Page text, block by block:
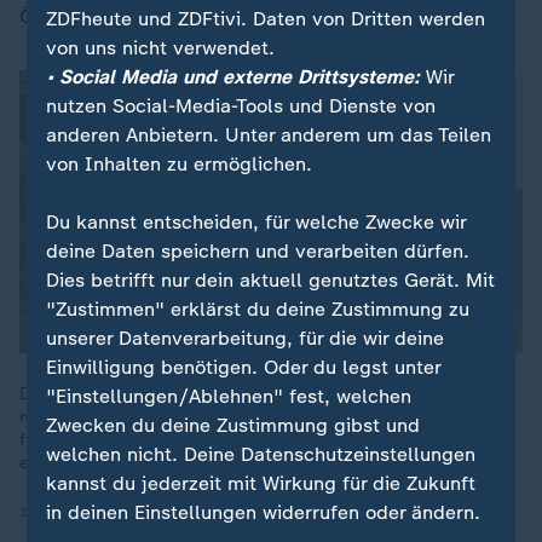
Österreich.
Dieses Video existiert nicht (mehr).
Die Bundesanwaltschaft hat im Mai drei Ukrainer wegen
mutmaßlicher Agententätigkeit festnehmen lassen. Die Spur
führt offenbar nach Moskau. Geheimdienst-Experte Schindler
erklärt, warum.
14.05.2025
ZDFheute und ZDFtivi. Daten von Dritten werden
von uns nicht verwendet.
• Social Media und externe Drittsysteme:Wir
nutzen Social-Media-Tools und Dienste von
anderen Anbietern. Unter anderem um das Teilen
von Inhalten zu ermöglichen.
Du kannst entscheiden, für welche Zwecke wir
deine Daten speichern und verarbeiten dürfen.
Dies betrifft nur dein aktuell genutztes Gerät. Mit
"Zustimmen" erklärst du deine Zustimmung zu
unserer Datenverarbeitung, für die wir deine
Einwilligung benötigen. Oder du legst unter
"Einstellungen/Ablehnen" fest, welchen
Zwecken du deine Zustimmung gibst und
welchen nicht. Deine Datenschutzeinstellungen
kannst du jederzeit mit Wirkung für die Zukunft
in deinen Einstellungen widerrufen oder ändern.